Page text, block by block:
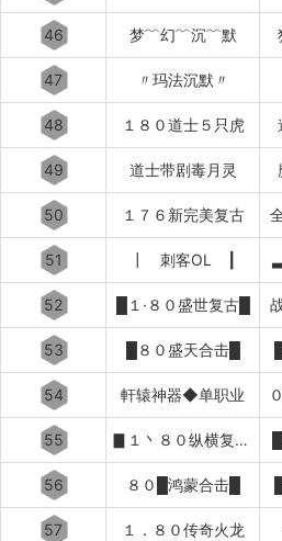
46 梦﹌幻﹌沉﹌默
47 〃玛法沉默〃
48 １８０道士５只虎
49 道士带剧毒月灵
50 １７６新完美复古
51 ┃ 刺客OL ┃
52 █１·８０盛世复古█
53 █８０盛天合击█
54 軒辕神器◆单职业
55 ▊１丶８０纵横复古▊
56 ８０█鸿蒙合击█
57 １．８０传奇火龙